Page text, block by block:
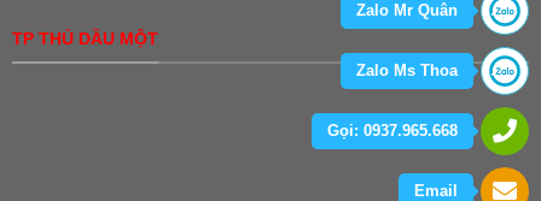
TP THỦ DẦU MỘT
Zalo Mr Quân
Zalo Ms Thoa
Gọi: 0937.965.668
Email